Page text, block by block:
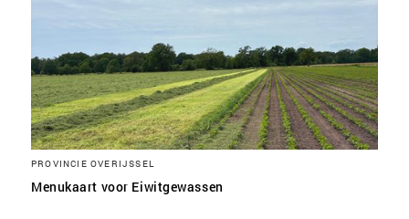
PROVINCIE OVERIJSSEL
Menukaart voor Eiwitgewassen